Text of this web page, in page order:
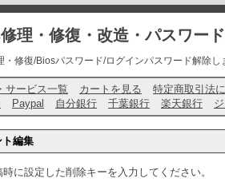
理・修復・改造・パスワー
・修復/Biosパスワード/ログインパスワード解除
サービス一覧 カートを見る
特定商取引法
Paypal 自分銀行 千葉銀行 楽天銀行
ト編集
時に設定した削除キーを入力してください。